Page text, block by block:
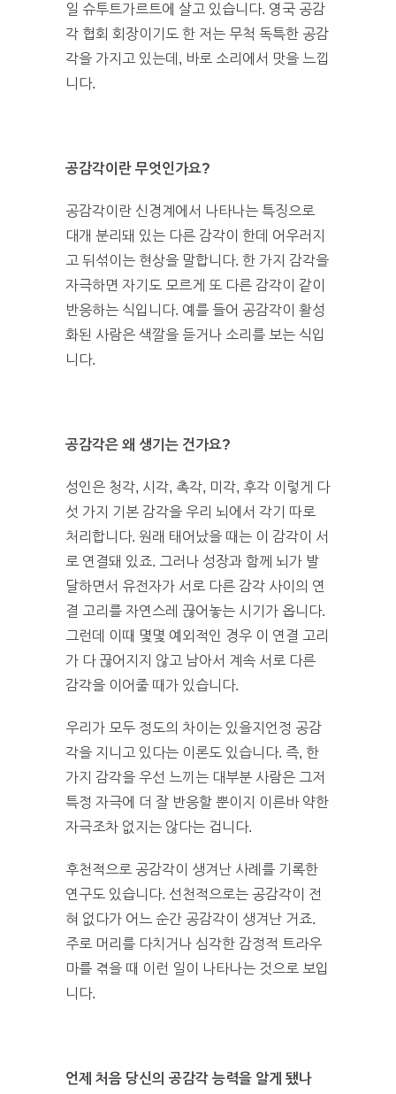
일 슈투트가르트에 살고 있습니다. 영국 공감
각 협회 회장이기도 한 저는 무척 독특한 공감
각을 가지고 있는데, 바로 소리에서 맛을 느낍
니다.
공감각이란 무엇인가요?
공감각이란 신경계에서 나타나는 특징으로
대개 분리돼 있는 다른 감각이 한데 어우러지
고 뒤섞이는 현상을 말합니다. 한 가지 감각을
자극하면 자기도 모르게 또 다른 감각이 같이
반응하는 식입니다. 예를 들어 공감각이 활성
화된 사람은 색깔을 듣거나 소리를 보는 식입
니다.
공감각은 왜 생기는 건가요?
성인은 청각, 시각, 촉각, 미각, 후각 이렇게 다
섯 가지 기본 감각을 우리 뇌에서 각기 따로
처리합니다. 원래 태어났을 때는 이 감각이 서
로 연결돼 있죠. 그러나 성장과 함께 뇌가 발
달하면서 유전자가 서로 다른 감각 사이의 연
결 고리를 자연스레 끊어놓는 시기가 옵니다.
그런데 이때 몇몇 예외적인 경우 이 연결 고리
가 다 끊어지지 않고 남아서 계속 서로 다른
감각을 이어줄 때가 있습니다.
우리가 모두 정도의 차이는 있을지언정 공감
각을 지니고 있다는 이론도 있습니다. 즉, 한
가지 감각을 우선 느끼는 대부분 사람은 그저
특정 자극에 더 잘 반응할 뿐이지 이른바 약한
자극조차 없지는 않다는 겁니다.
후천적으로 공감각이 생겨난 사례를 기록한
연구도 있습니다. 선천적으로는 공감각이 전
혀 없다가 어느 순간 공감각이 생겨난 거죠.
주로 머리를 다치거나 심각한 감정적 트라우
마를 겪을 때 이런 일이 나타나는 것으로 보입
니다.
언제 처음 당신의 공감각 능력을 알게 됐나